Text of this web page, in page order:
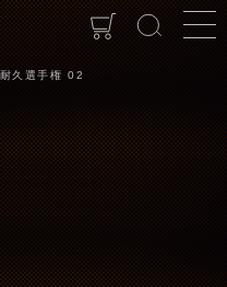
久選手権 02